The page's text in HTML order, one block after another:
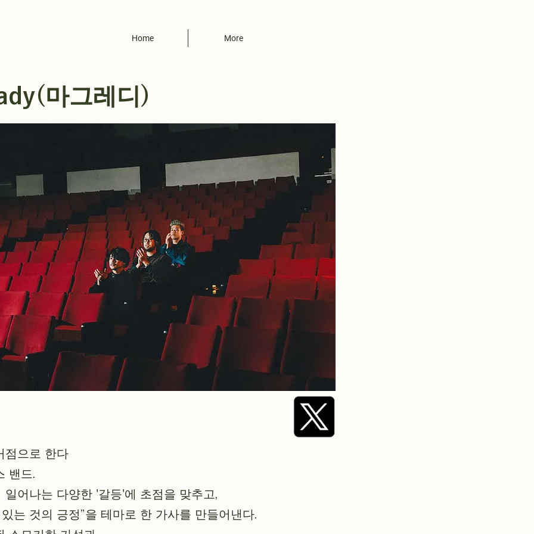
Home More
마그레디)
점으로 한다
밴드.
일어나는 다양한 '갈등'에 초점을 맞추고,
는 것의 긍정”을 테마로 한 가사를 만들어낸다.